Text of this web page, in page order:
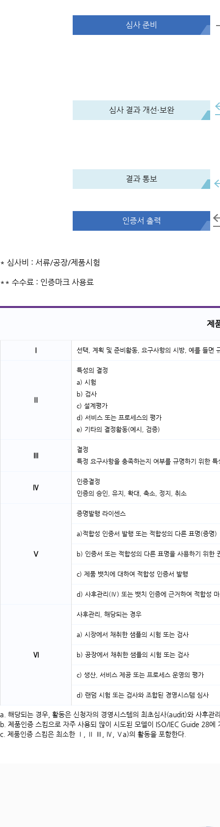
심사 준비
심사 결과 개선·보완
결과 통보
인증서 출력
* 심사비 : 서류/공장/제품시험
** 수수료 : 인증마크 사용료
제
Ⅰ 선택, 계획 및 준비활동, 요구사항의 시방 , 예를 들면
Ⅱ
특성의 결정
a) 시험
b) 검사
c) 설계평가
d) 서비스 또는 프로세스의 평가
e) 기타의 결정활동(예시, 검증)
Ⅲ
결정
특정 요구사항을 충족하는지 여부를 규명하기 위한
Ⅳ
인증결정
인증의 승인, 유지, 확대, 축소, 정지, 취소
Ⅴ
증명발행 라이센스
a)적합성 인증서 발행 또는 적합성의 다른 표명(증명)
b) 인증서 또는 적합성의 다른 표명을 사용하기 위한
c) 제품 뱃치에 대하여 적합성 인증서 발행
d) 사후관리(Ⅳ) 또는 뱃치 인증에 근거하여 적합성
Ⅵ
사후관리, 해당되는 경우
a) 시장에서 채취한 샘플의 시험 또는 검사
b) 공장에서 채취한 샘플의 시험 또는 검사
c) 생산, 서비스 제공 또는 프로세스 운영의 평가
d) 랜덤 시험 또는 검사와 조합된 경영시스템 심사
a. 해당되는 경우, 활동은 신청자의 경영시스템의 최초심사(audit)와 사후
b. 제품인증 스킴으로 자주 사용되 많이 시도된 모델이 ISO/IEC Guide 28
c. 제품인증 스킴은 최소한 Ⅰ, Ⅱ Ⅲ, Ⅳ, Ⅴa)의 활동을 포함한다.